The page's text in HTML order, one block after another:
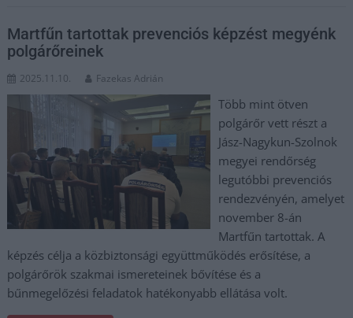
Martfűn tartottak prevenciós képzést megyénk
polgárőreinek
2025.11.10. Fazekas Adrián
Több mint ötven
polgárőr vett részt a
Jász-Nagykun-Szolnok
megyei rendőrség
legutóbbi prevenciós
rendezvényén, amelyet
november 8-án
Martfűn tartottak. A
képzés célja a közbiztonsági együttműködés erősítése, a
polgárőrök szakmai ismereteinek bővítése és a
bűnmegelőzési feladatok hatékonyabb ellátása volt.